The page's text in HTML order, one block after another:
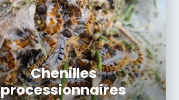
Chenilles
processionnaires